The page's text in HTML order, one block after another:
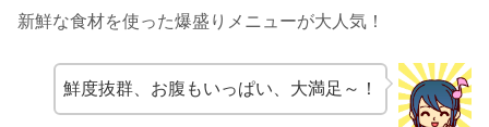
新鮮な食材を使った爆盛りメニューが大人気！
鮮度抜群、お腹もいっぱい、大満足～！